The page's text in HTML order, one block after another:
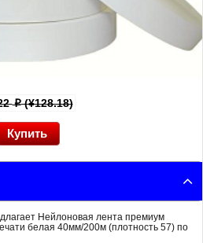
p(¥128.18)
Нейлоновая лента премиум
белая 40мм/200м (плотность 57) по